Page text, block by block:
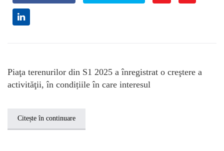
Piaţa terenurilor din S1 2025 a înregistrat o creştere a
activităţii, în condițiile în care interesul
Citește în continuare